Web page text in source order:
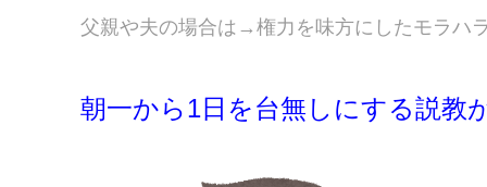
父親や夫の場合は→権力を味方にしたモラハ
朝一から1日を台無しにする説教